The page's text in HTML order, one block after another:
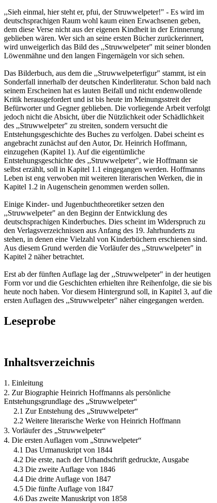
,,Sieh einmal, hier steht er, pfui, der Struwwelpeter!" - Es wird im
deutschsprachigen Raum wohl kaum einen Erwachsenen geben,
dem diese Verse nicht aus der eigenen Kindheit in der Erinnerung
geblieben wären. Wer sich an seine ersten Bücher zurückerinnert,
wird unweigerlich das Bild des ,,Struwwelpeter" mit seiner blonden
Löwenmähne und den langen Fingernägeln vor sich sehen.
Das Bilderbuch, aus dem die ,,Struwwelpeterfigur" stammt, ist ein
Sonderfall innerhalb der deutschen Kinderliteratur. Schon bald nach
seinem Erscheinen hat es lauten Beifall und nicht endenwollende
Kritik herausgefordert und ist bis heute im Meinungsstreit der
Befürworter und Gegner geblieben. Die vorliegende Arbeit verfolgt
jedoch nicht die Absicht, über die Nützlichkeit oder Schädlichkeit
des ,,Struwwelpeter" zu streiten, sondern versucht die
Entstehungsgeschichte des Buches zu verfolgen. Dabei scheint es
angebracht zunächst auf den Autor, Dr. Heinrich Hoffmann,
einzugehen (Kapitel 1). Auf die eigentümliche
Entstehungsgeschichte des ,,Struwwelpeter", wie Hoffmann sie
selbst erzählt, soll in Kapitel 1.1 eingegangen werden. Hoffmanns
Leben ist eng verwoben mit weiteren literarischen Werken, die in
Kapitel 1.2 in Augenschein genommen werden sollen.
Einige Kinder- und Jugenbuchtheoretiker setzen den
,,Struwwelpeter" an den Beginn der Entwicklung des
deutschsprachigen Kinderbuches. Dies scheint im Widerspruch zu
den Verlagsverzeichnissen aus Anfang des 19. Jahrhunderts zu
stehen, in denen eine Vielzahl von Kinderbüchern erschienen sind.
Aus diesem Grund werden die Vorläufer des ,,Struwwelpeter" in
Kapitel 2 näher betrachtet.
Erst ab der fünften Auflage lag der ,,Struwwelpeter" in der heutigen
Form vor und die Geschichten erhielten ihre Reihenfolge, die sie bis
heute noch haben. Vor diesem Hintergrund soll, in Kapitel 3, auf die
ersten Auflagen des ,,Struwwelpeter" näher eingegangen werden.
Leseprobe
Inhaltsverzeichnis
1. Einleitung
2. Zur Biographie Heinrich Hoffmanns als persönliche
Entstehungsgrundlage des „Struwwelpeter“
2.1 Zur Entstehung des „Struwwelpeter“
2.2 Weitere literarische Werke von Heinrich Hoffmann
3. Vorläufer des „Struwwelpeter“
4. Die ersten Auflagen vom „Struwwelpeter“
4.1 Das Urmanuskript von 1844
4.2 Die erste, nach der Urhandschrift gedruckte, Ausgabe
4.3 Die zweite Auflage von 1846
4.4 Die dritte Auflage von 1847
4.5 Die fünfte Auflage von 1847
4.6 Das zweite Manuskript von 1858